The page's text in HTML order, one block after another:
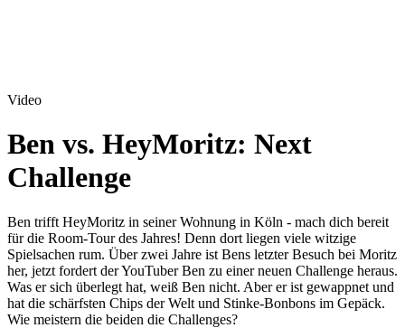
Video
Ben vs. HeyMoritz: Next
Challenge
Ben trifft HeyMoritz in seiner Wohnung in Köln - mach dich bereit
für die Room-Tour des Jahres! Denn dort liegen viele witzige
Spielsachen rum. Über zwei Jahre ist Bens letzter Besuch bei Moritz
her, jetzt fordert der YouTuber Ben zu einer neuen Challenge heraus.
Was er sich überlegt hat, weiß Ben nicht. Aber er ist gewappnet und
hat die schärfsten Chips der Welt und Stinke-Bonbons im Gepäck.
Wie meistern die beiden die Challenges?